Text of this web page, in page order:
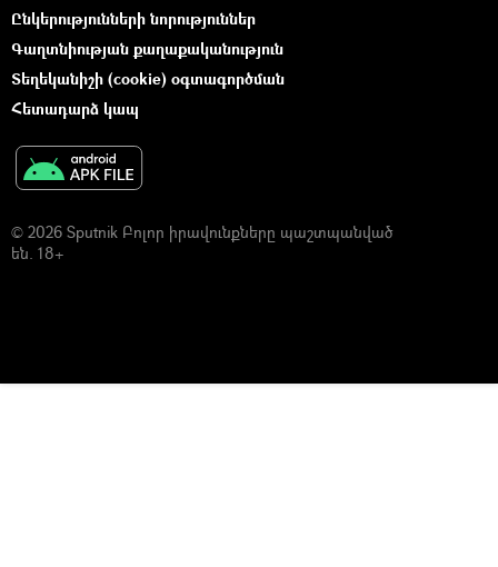
Ընկերությունների նորություններ
Գաղտնիության քաղաքականություն
Տեղեկանիշի (cookie) օգտագործման
Հետադարձ կապ
© 2026 Sputnik Բոլոր իրավունքները պաշտպանված
են. 18+